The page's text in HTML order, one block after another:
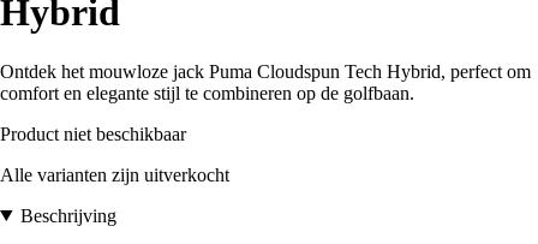
Hybrid
Ontdek het mouwloze jack Puma Cloudspun Tech Hybrid, perfect om
comfort en elegante stijl te combineren op de golfbaan.
Product niet beschikbaar
Alle varianten zijn uitverkocht
Beschrijving